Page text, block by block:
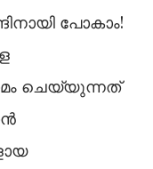
പോകാം!
ചെയ്യുന്നത്